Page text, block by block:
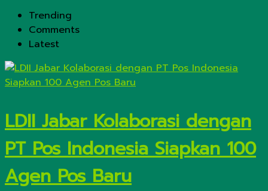
Trending
Comments
Latest
LDII Jabar Kolaborasi dengan
PT Pos Indonesia Siapkan 100
Agen Pos Baru